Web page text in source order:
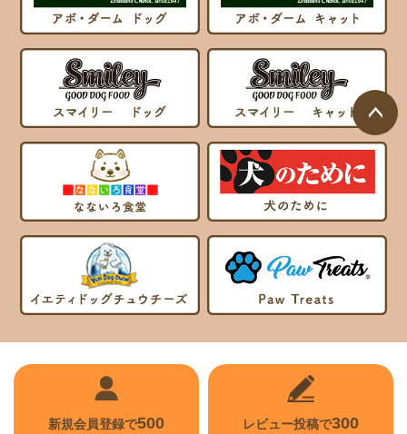
ページ
トップ
へ
新規会員登録で500 レビュー投稿で300